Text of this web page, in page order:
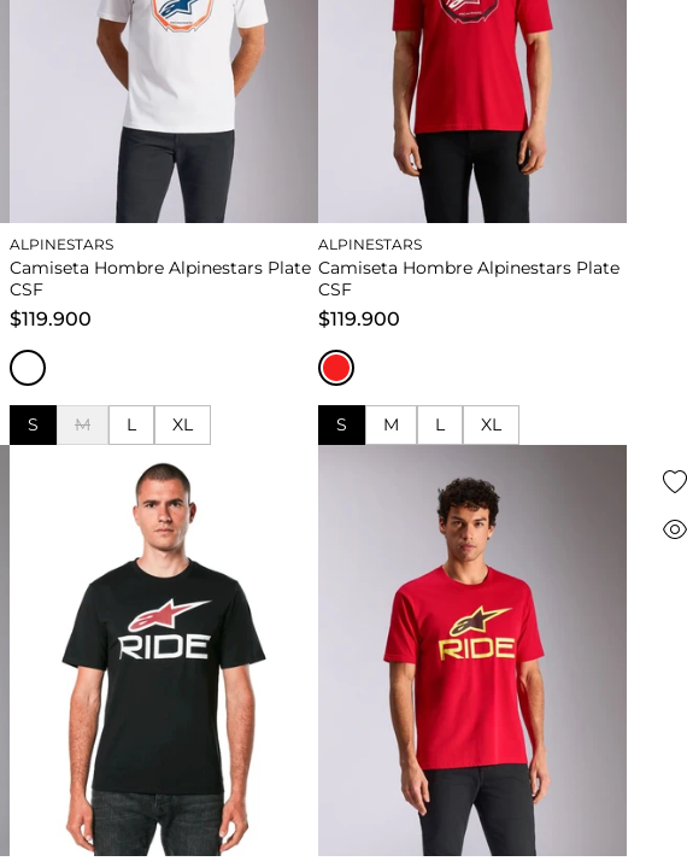
ALPINESTARS
Camiseta Hombre Alpinestars Plate
CSF
$119.900
S
M
L
XL
XL
Añadir al carrito
Añadir al carrito
ALPINESTARS
Camiseta Hombre Alpinestars Plate
CSF
$119.900
S
M
L
XL
Añadir al carrito
Añadir al carrito